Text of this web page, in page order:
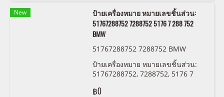
New
ป้ายเครื่องหมาย หมายเลขชิ้นส่วน:
51767288752 7288752 5176 7 288 752
BMW
51767288752 7288752 BMW
ป้ายเครื่องหมาย หมายเลขชิ้นส่วน:
51767288752, 7288752, 5176 7
฿0